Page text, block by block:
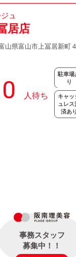
ュ
居店
山県富山市上冨居新町４
駐車場
り
キャッ
ュレス
済あり
事務スタッフ
募集中！！